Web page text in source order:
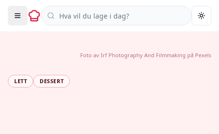
Søk i oppskrifter
LETT DESSERT
Foto av Irf Photography And Filmmaking på Pexels